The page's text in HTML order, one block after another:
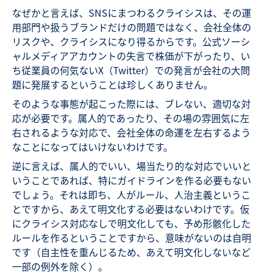
なぜかと言えば、SNSにまつわるクライシスは、その運
用部門や扱うブランドだけの問題ではなく、会社全体の
リスクや、クライシスになり得るからです。公式ソーシ
ャルメディアアカウントの失言で株価が下がったり、い
ち従業員の何気ないX（Twitter）での発言が会社の大問
題に発展するということは珍しくありません。
そのような事態が起こった際には、ブレない、適切な対
応が必要です。属人的であったり、その場の雰囲気に左
右されるような対応で、会社全体の命運を左右するよう
なことになってはいけないわけです。
逆に言えば、属人的でいい、場当たり的な対応でいいと
いうことであれば、特にガイドラインを作る必要もない
でしょう。それは即ち、人がルール、人治主義というこ
とですから、あえて明文化する必要はないわけです。仮
にクライシス対応なしで明文化しても、予め形骸化した
ルールを作るということですから、意味がないのは自明
です（自主性を重んじるため、あえて明文化しないなど
一部の例外を除く）。